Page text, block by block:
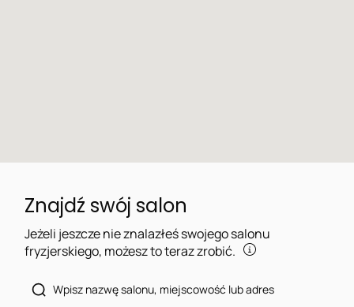
Znajdź swój salon
Jeżeli jeszcze nie znalazłeś swojego salonu
fryzjerskiego, możesz to teraz zrobić.